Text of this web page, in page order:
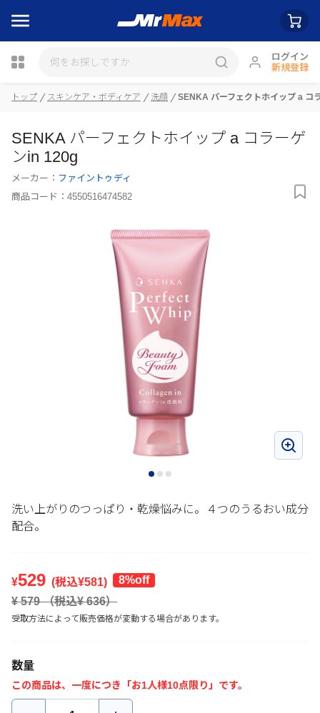
ログイン
新規登録
瓶詰
トップ スキンケア・ボディケア 洗顔 SENKA パーフェクトホイップ a コ
SENKA パーフェクトホイップ a コラーゲ
ンin 120g
メーカー： ファイントゥディ
商品コード： 4550516474582
洗い上がりのつっぱり・乾燥悩みに。４つのうるおい成分
配合。
¥529 (税込¥581)
8%off
¥ 579（税込¥636）
受取方法によって販売価格が変動する場合があります。
数量
この商品は、一度につき「お1人様10点限り」です。